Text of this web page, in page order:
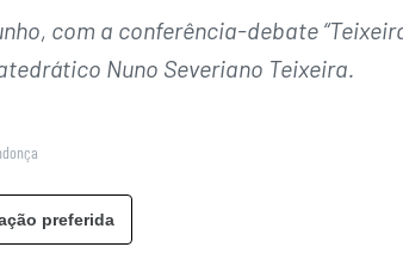
com a conferência-debate
Nuno Severiano Teixeira.
preferida